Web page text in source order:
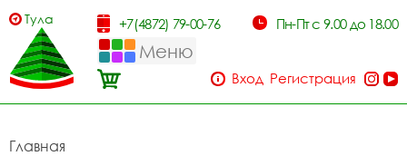
Тула +7(4872) 79-00-76 Пн-Пт с 9.00 до 18.00
Меню
Вход Регистрация
Главная